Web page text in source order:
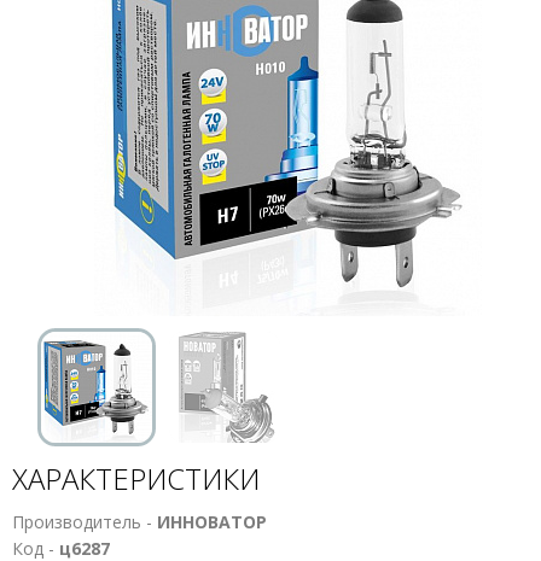
ХАРАКТЕРИСТИКИ
Производитель - ИННОВАТОР
Код - ц6287